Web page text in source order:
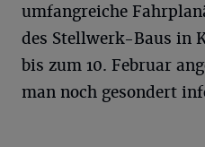
umfangreiche
des Stellwerk-Baus in
bis zum 10. Februar
man noch gesondert